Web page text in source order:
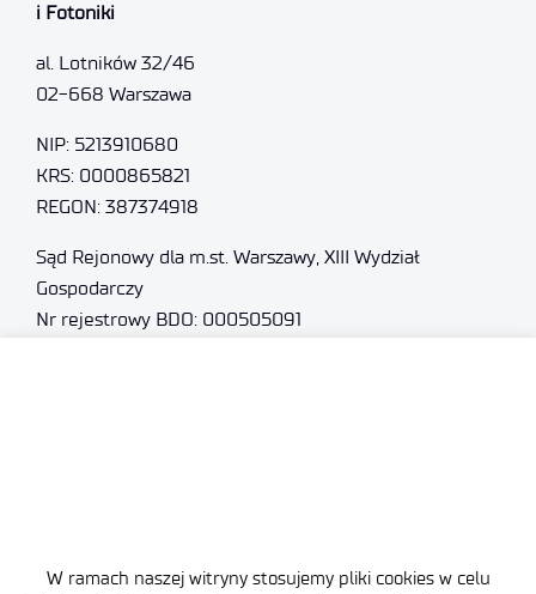
W ramach naszej witryny stosujemy pliki cookies w celu
i Fotoniki
al. Lotników 32/46
02-668 Warszawa
NIP: 5213910680
KRS: 0000865821
REGON: 387374918
Sąd Rejonowy dla m.st. Warszawy, XIII Wydział
Gospodarczy
Nr rejestrowy BDO: 000505091
Polityka Prywatności